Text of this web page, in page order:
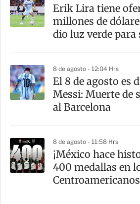
Erik Lira tiene
millones de
dio luz verde para
8 de agosto - 12:04 Hrs
El 8 de agosto es
Messi: Muerte de
al Barcelona
8 de agosto - 11:58 Hrs
¡México hace
400 medallas en